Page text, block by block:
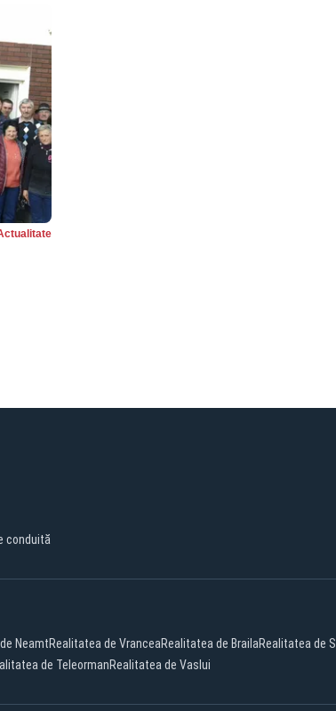
conduită
NeamtRealitatea de VranceaRealitatea de BrailaRealitatea de
de TeleormanRealitatea de Vaslui